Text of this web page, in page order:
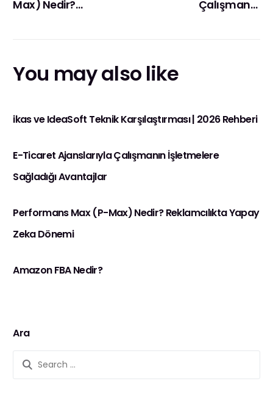
Max) Nedir?
Çalışmanın
You may also like
ikas ve IdeaSoft Teknik Karşılaştırması | 2026 Rehberi
E-Ticaret Ajanslarıyla Çalışmanın İşletmelere
Sağladığı Avantajlar
Performans Max (P-Max) Nedir? Reklamcılıkta Yapay
Zeka Dönemi
Amazon FBA Nedir?
Ara